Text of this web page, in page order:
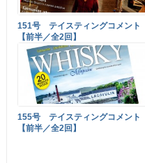
151号 テイスティングコメント
【前半／全2回】
155号 テイスティングコメント
【前半／全2回】